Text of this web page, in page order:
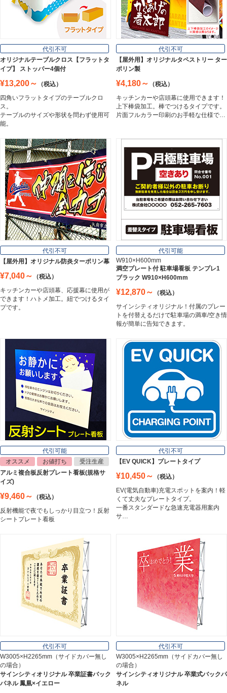
Wall Sign
フロアサイン／路面表示
Floor / Road Surface Sign
アルミ複合板
Aluminum Composite Board
スチレンボード
Styrene Board
板材
Board
フレーム／看板枠
Frame
Magnet Sheet
インクジェットメディア
Inkjet Media
看板照明
Lighting Equipment
トラスコ中山
Trusco Nakayama
インテリア
Interior
オフィス用品
Office Supplies
ステンレス切文字
Stainless Sign
代引不可
オリジナルテーブルクロス【フラットタ
イプ】 ストッパー4個付
¥13,200～
（税込）
四角いフラットタイプのテーブルクロ
ス。
テーブルのサイズや形状を問わず使用可
能。
代引不可
【屋外用】オリジナルタペストリー ター
ポリン製
¥4,180～
（税込）
キッチンカーや店頭幕に使用できます！
上下棒袋加工。棒でつけるタイプです。
片面フルカラー印刷のお手軽な仕様で…
代引不可
【屋外用】オリジナル防炎ターポリン幕
¥7,040～
（税込）
キッチンカーや店頭幕、応援幕に使用が
できます！ハトメ加工。紐でつけるタイ
プです。
代引可能
W910×H600mm
満空プレート付 駐車場看板 テンプレ1
ブラック W910×H600mm
¥12,870～
（税込）
サインシティオリジナル！付属のプレー
トを付替えるだけで駐車場の満車/空き情
報が簡単に告知できます。
代引可能
オススメ
お値打ち
受注生産
アルミ複合板反射プレート看板(規格サ
イズ)
¥9,460～
（税込）
反射機能で夜でもしっかり目立つ！反射
シートプレート看板
代引不可
【EV QUICK】プレートタイプ
¥10,450～
（税込）
EV(電気自動車)充電スポットを案内！軽
くて丈夫なプレートタイプ。
一番スタンダードな急速充電器用案内
サ…
代引不可
W3005×H2265mm（サイドカバー無し
の場合）
サインシティオリジナル 卒業証書バック
パネル 鳳凰×イエロー
代引不可
W3005×H2265mm（サイドカバー無し
の場合）
サインシティオリジナル 卒業式バックパ
ネル